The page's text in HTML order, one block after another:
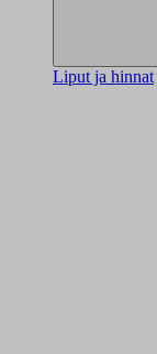
Liput ja hinnat